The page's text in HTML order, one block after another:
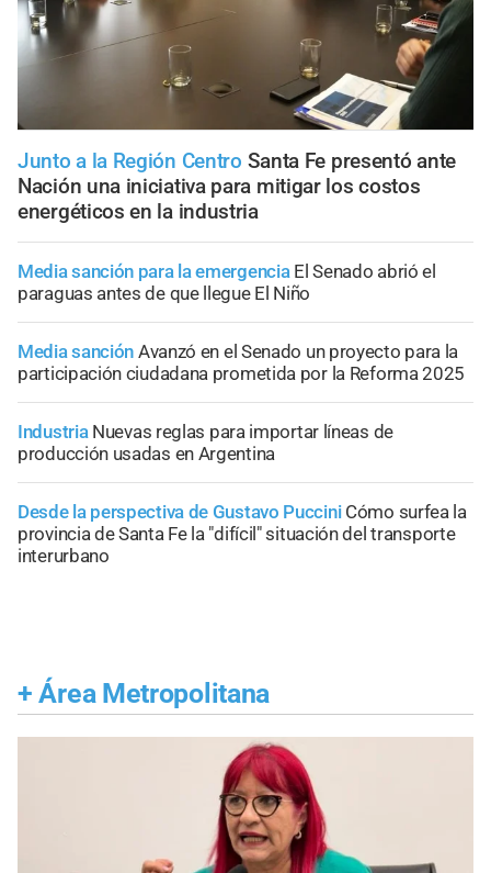
Junto a la Región Centro Santa Fe presentó ante
Nación una iniciativa para mitigar los costos
energéticos en la industria
Media sanción para la emergencia El Senado abrió el
paraguas antes de que llegue El Niño
Media sanción Avanzó en el Senado un proyecto para la
participación ciudadana prometida por la Reforma 2025
Industria Nuevas reglas para importar líneas de
producción usadas en Argentina
Desde la perspectiva de Gustavo Puccini Cómo surfea la
provincia de Santa Fe la "difícil" situación del transporte
interurbano
+ Área Metropolitana